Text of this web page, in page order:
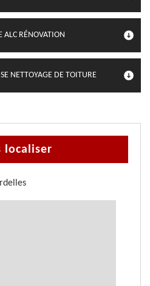
ALC RÉNOVATION
NETTOYAGE DE TOITURE
localiser